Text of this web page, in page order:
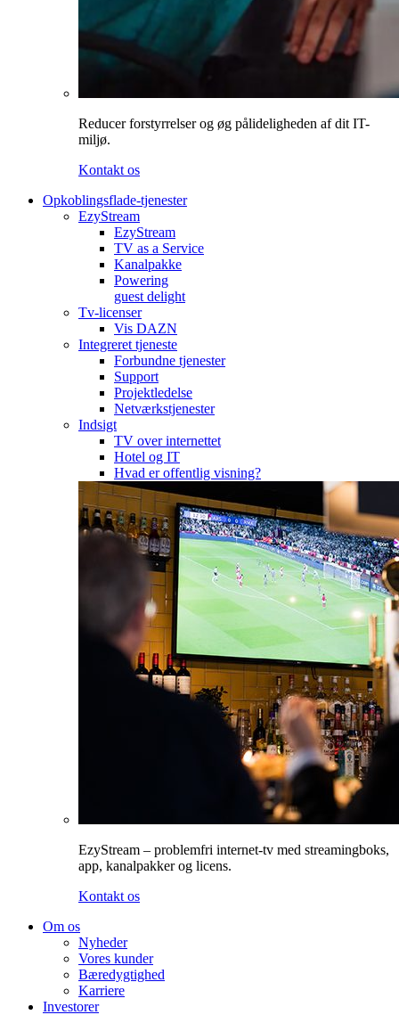
Reducer forstyrrelser og øg pålideligheden af dit IT-
miljø.
Kontakt os
Opkoblingsflade-tjenester
EzyStream
EzyStream
TV as a Service
Kanalpakke
Powering
guest delight
Tv-licenser
Vis DAZN
Integreret tjeneste
Forbundne tjenester
Support
Projektledelse
Netværkstjenester
Indsigt
TV over internettet
Hotel og IT
Hvad er offentlig visning?
EzyStream – problemfri internet-tv med streamingboks,
app, kanalpakker og licens.
Kontakt os
Om os
Nyheder
Vores kunder
Bæredygtighed
Karriere
Investorer